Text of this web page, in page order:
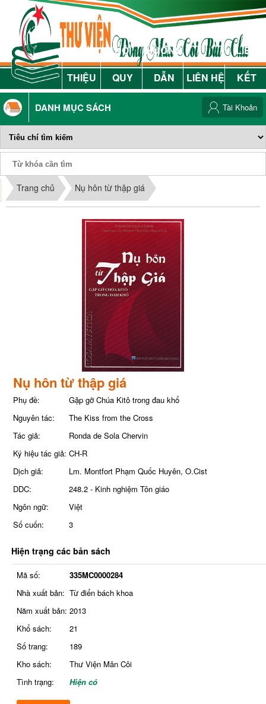
GIỚI
THIỆU
NỘI
QUY
HƯỚNG
DẪN
LIÊN HỆ
LIÊN
KẾT
DANH MỤC SÁCH
Phiếu Sách
Tài Khoản
Trang chủ Nụ hôn từ thập giá
Nụ hôn từ thập giá
Phụ đề:
Gặp gỡ Chúa Kitô trong đau khổ
Nguyên tác:
The Kiss from the Cross
Tác giả:
Ronda de Sola Chervin
Ký hiệu tác giả: CH-R
Dịch giả:
Lm. Montfort Phạm Quốc Huyên, O.Cist
DDC:
248.2 - Kinh nghiệm Tôn giáo
Ngôn ngữ:
Việt
Số cuốn:
3
Hiện trạng các bản sách
Mã số:
335MC0000284
Nhà xuất bản: Từ điển bách khoa
Năm xuất bản: 2013
Khổ sách:
21
Số trang:
189
Kho sách:
Thư Viện Mân Côi
Tình trạng:
Hiện có